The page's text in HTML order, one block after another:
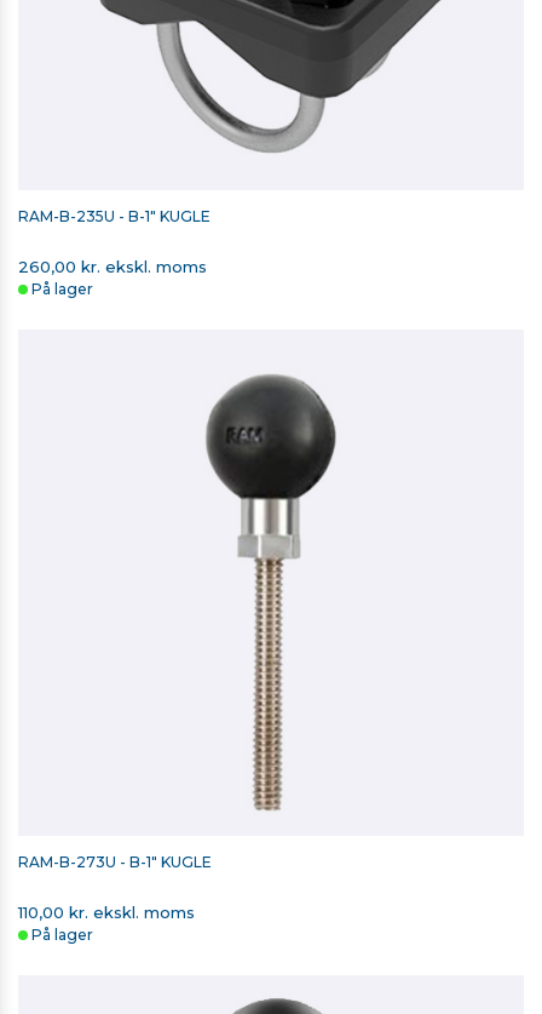
RAM-B-235U - B-1" KUGLE
260,00 kr. ekskl. moms
På lager
RAM-B-273U - B-1" KUGLE
110,00 kr. ekskl. moms
På lager